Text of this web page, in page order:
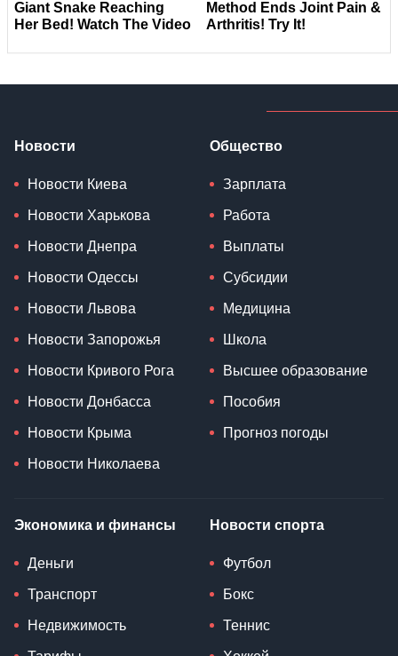
Новости
Новости Киева
Новости Харькова
Новости Днепра
Новости Одессы
Новости Львова
Новости Запорожья
Новости Кривого Рога
Новости Донбасса
Новости Крыма
Новости Николаева
Общество
Зарплата
Работа
Выплаты
Субсидии
Медицина
Школа
Высшее образование
Пособия
Прогноз погоды
Экономика и финансы
Деньги
Транспорт
Недвижимость
Новости спорта
Футбол
Бокс
Теннис